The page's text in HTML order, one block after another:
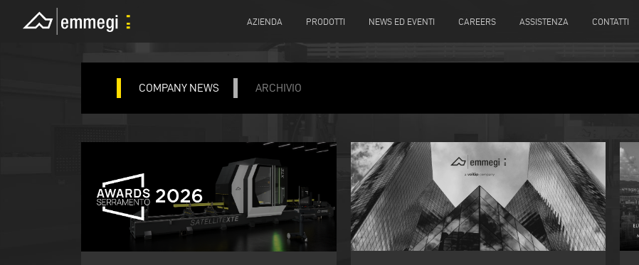
AZIENDA PRODOTTI NEWS ED EVENTI CAREERS ASSISTENZA CONTATTI
COMPANY NEWS ARCHIVIO